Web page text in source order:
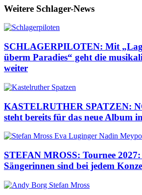
Weitere Schlager-News
SCHLAGERPILOTEN: Mit
überm Paradies“ geht die
weiter
KASTELRUTHER SPATZEN:
steht bereits für das neue Album
STEFAN MROSS: Tournee 2027:
Sängerinnen sind bei jedem